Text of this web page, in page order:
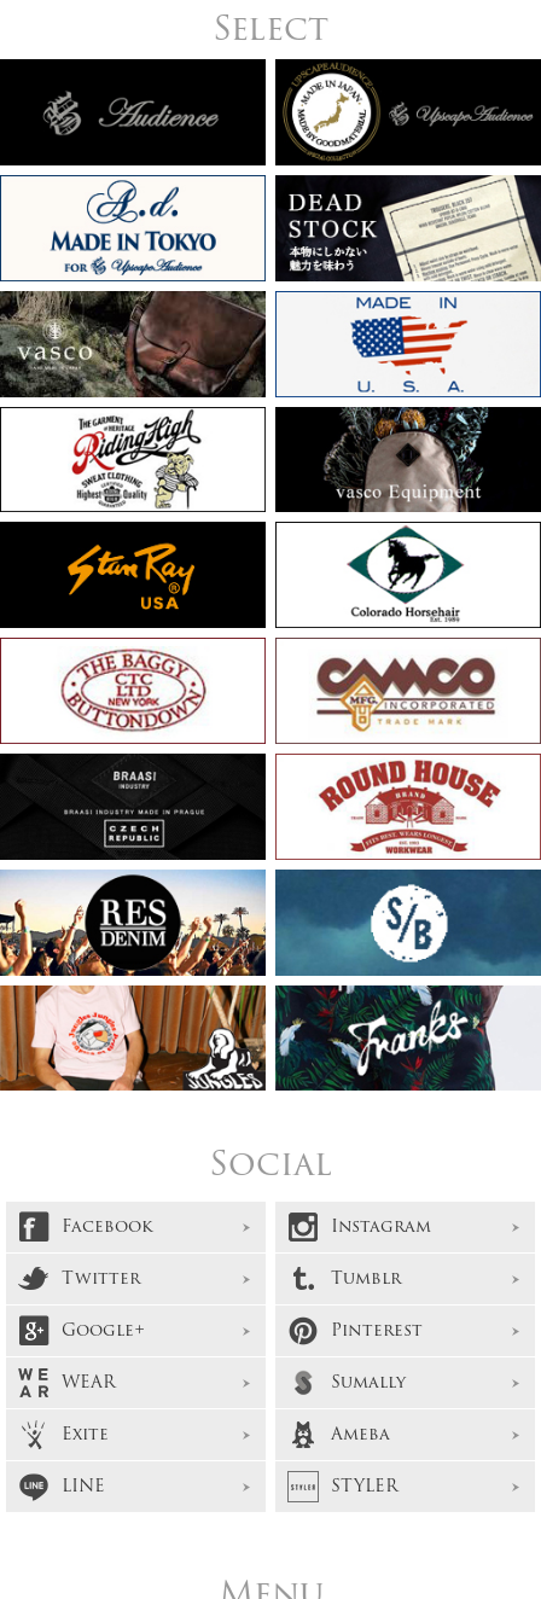
Select
Social
Facebook
Instagram
Twitter
Tumblr
Google+
Pinterest
WEAR
Sumally
Exite
Ameba
LINE
STYLER